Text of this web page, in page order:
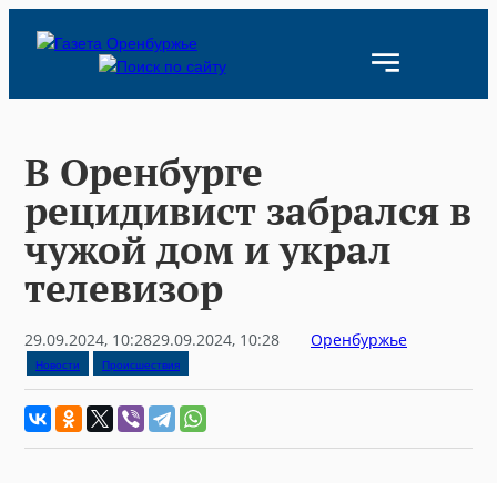
В Оренбурге
рецидивист забрался в
чужой дом и украл
телевизор
29.09.2024, 10:2829.09.2024, 10:28 Оренбуржье
Новости Происшествия